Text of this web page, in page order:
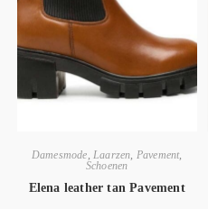
Damesmode Laarzen Pavement,
Schoenen
Elena leather tan Pavement